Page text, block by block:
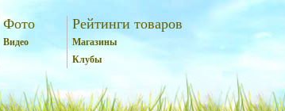
Фото
Видео
Рейтинги товаров
Магазины
Клубы